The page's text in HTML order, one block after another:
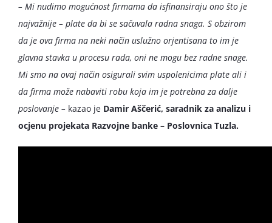
– Mi nudimo mogućnost firmama da isfinansiraju ono što je
najvažnije – plate da bi se sačuvala radna snaga. S obzirom
da je ova firma na neki način uslužno orjentisana to im je
glavna stavka u procesu rada, oni ne mogu bez radne snage.
Mi smo na ovaj način osigurali svim uspolenicima plate ali i
da firma može nabaviti robu koja im je potrebna za dalje
poslovanje – kazao je Damir Aščerić, saradnik za analizu i
ocjenu projekata Razvojne banke – Poslovnica Tuzla.